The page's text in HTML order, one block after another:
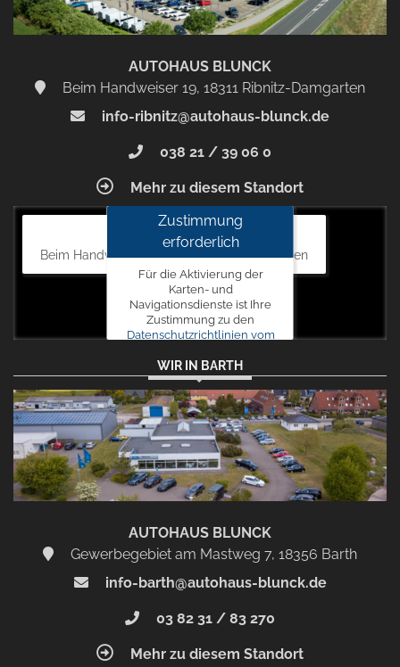
AUTOHAUS BLUNCK
Beim Handweiser 19, 18311 Ribnitz-Damgarten
info-ribnitz@autohaus-blunck.de
038 21 / 39 06 0
Mehr zu diesem Standort
Autohaus Blunck
Beim Handweiser 19, 18311 Ribnitz-Damgarten
Zustimmung
erforderlich
Für die Aktivierung der
Karten- und
Navigationsdienste ist Ihre
Zustimmung zu den
Datenschutzrichtlinien vom
erforderlich.
Zustimmen
und
aktivieren
WIR IN BARTH
AUTOHAUS BLUNCK
Gewerbegebiet am Mastweg 7, 18356 Barth
info-barth@autohaus-blunck.de
03 82 31 / 83 270
Mehr zu diesem Standort